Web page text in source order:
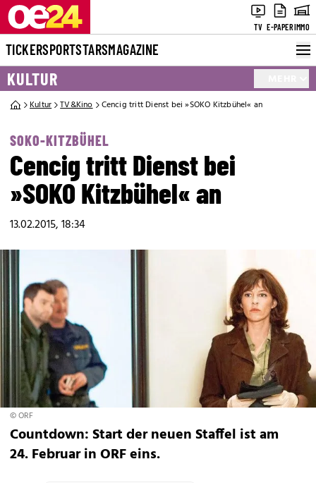
TV E-PAPERIMMO
TICKERSPORTSTARSMAGAZINE
KULTUR
Kultur TV&Kino Cencig tritt Dienst bei »SOKO Kitzbühel« an
SOKO-KITZBÜHEL
Cencig tritt Dienst bei
»SOKO Kitzbühel« an
13.02.2015, 18:34
© ORF
Countdown: Start der neuen Staffel ist am
24. Februar in ORF eins.